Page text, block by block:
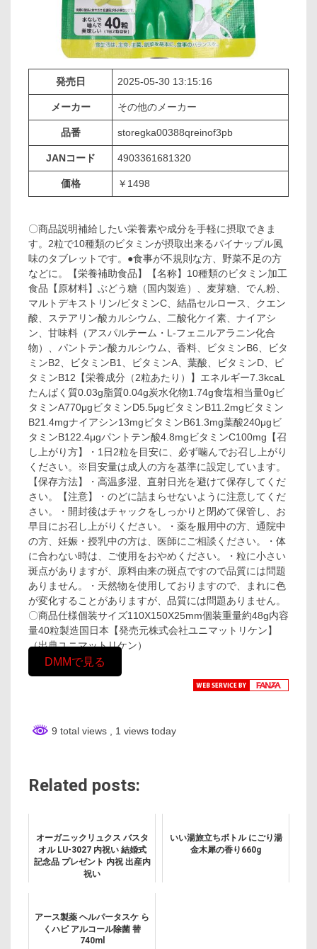
発売日 2025-05-30 13:15:16
メーカー その他のメーカー
品番 storegka00388qreinof3pb
JANコード 4903361681320
価格 ￥1498
〇商品説明補給したい栄養素や成分を手軽に摂取できま
す。2粒で10種類のビタミンが摂取出来るパイナップル風
味のタブレットです。●食事が不規則な方、野菜不足の方
などに。【栄養補助食品】【名称】10種類のビタミン加工
食品【原材料】ぶどう糖（国内製造）、麦芽糖、でん粉、
マルトデキストリン/ビタミンC、結晶セルロース、クエン
酸、ステアリン酸カルシウム、二酸化ケイ素、ナイアシ
ン、甘味料（アスパルテーム・L-フェニルアラニン化合
物）、パントテン酸カルシウム、香料、ビタミンB6、ビタ
ミンB2、ビタミンB1、ビタミンA、葉酸、ビタミンD、ビ
タミンB12【栄養成分（2粒あたり）】エネルギー7.3kcaL
たんぱく質0.03g脂質0.04g炭水化物1.74g食塩相当量0gビ
タミンA770μgビタミンD5.5μgビタミンB11.2mgビタミン
B21.4mgナイアシン13mgビタミンB61.3mg葉酸240μgビ
タミンB122.4μgパントテン酸4.8mgビタミンC100mg【召
し上がり方】・1日2粒を目安に、必ず噛んでお召し上がり
ください。※目安量は成人の方を基準に設定しています。
【保存方法】・高温多湿、直射日光を避けて保存してくだ
さい。【注意】・のどに詰まらせないように注意してくだ
さい。・開封後はチャックをしっかりと閉めて保管し、お
早目にお召し上がりください。・薬を服用中の方、通院中
の方、妊娠・授乳中の方は、医師にご相談ください。・体
に合わない時は、ご使用をおやめください。・粒に小さい
斑点がありますが、原料由来の斑点ですので品質には問題
ありません。・天然物を使用しておりますので、まれに色
が変化することがありますが、品質には問題ありません。
〇商品仕様個装サイズ110X150X25mm個装重量約48g内容
量40粒製造国日本【発売元株式会社ユニマットリケン】
（出典ユニマットリケン）
DMMで見る
9 total views , 1 views today
Related posts:
オーガニックリュクス バスタ
オル LU-3027 内祝い 結婚式
記念品 プレゼント 内祝 出産内
祝い
いい湯旅立ちボトル にごり湯
金木犀の香り660g
アース製薬 ヘルパータスケ ら
くハピ アルコール除菌 替
740ml